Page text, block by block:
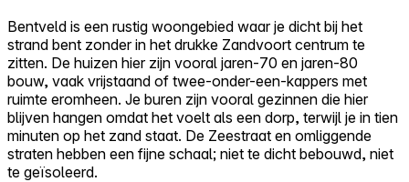
Bentveld is een rustig woongebied waar je dicht bij het
strand bent zonder in het drukke Zandvoort centrum te
zitten. De huizen hier zijn vooral jaren-70 en jaren-80
bouw, vaak vrijstaand of twee-onder-een-kappers met
ruimte eromheen. Je buren zijn vooral gezinnen die hier
blijven hangen omdat het voelt als een dorp, terwijl je in tien
minuten op het zand staat. De Zeestraat en omliggende
straten hebben een fijne schaal; niet te dicht bebouwd, niet
te geïsoleerd.